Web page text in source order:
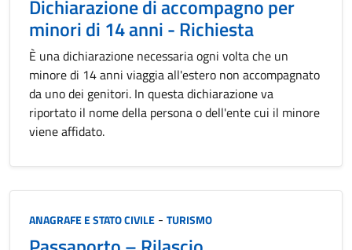
Dichiarazione di accompagno per
minori di 14 anni - Richiesta
È una dichiarazione necessaria ogni volta che un
minore di 14 anni viaggia all'estero non accompagnato
da uno dei genitori. In questa dichiarazione va
riportato il nome della persona o dell'ente cui il minore
viene affidato.
Categoria:
ANAGRAFE E STATO CIVILE - TURISMO